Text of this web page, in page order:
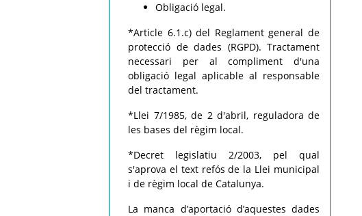
Obligació legal.
*Article 6.1.c) del Reglament general de
protecció de dades (RGPD). Tractament
necessari per al compliment d'una
obligació legal aplicable al responsable
del tractament.
*Llei 7/1985, de 2 d'abril, reguladora de
les bases del règim local.
*Decret legislatiu 2/2003, pel qual
s'aprova el text refós de la Llei municipal
i de règim local de Catalunya.
La manca d’aportació d’aquestes dades